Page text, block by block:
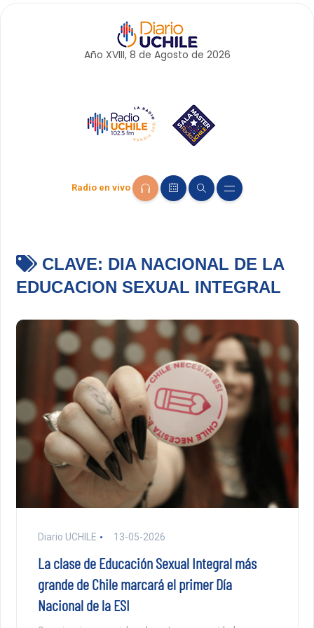
Año XVIII, 8 de Agosto de 2026
Radio en vivo
CLAVE: DIA NACIONAL DE LA
EDUCACION SEXUAL INTEGRAL
Diario UCHILE 13-05-2026
La clase de Educación Sexual Integral más
grande de Chile marcará el primer Día
Nacional de la ESI